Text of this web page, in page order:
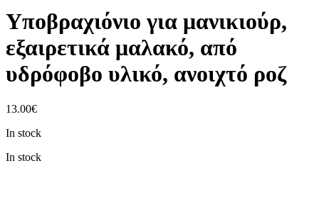
Υποβραχιόνιο για μανικιούρ,
εξαιρετικά μαλακό, από
υδρόφοβο υλικό, ανοιχτό ροζ
13.00€
In stock
In stock